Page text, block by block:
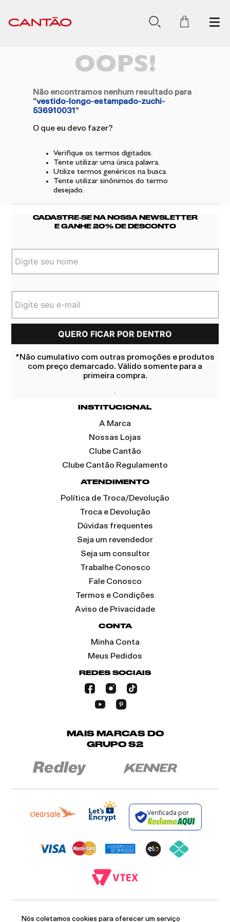
Nós coletamos cookies para oferecer um serviço
OOPS!
Não encontramos nenhum resultado para
"vestido-longo-estampado-zuchi-
536910031 "
O que eu devo fazer?
Verifique os termos digitados.
Tente utilizar uma única palavra.
Utilize termos genéricos na busca.
Tente utilizar sinônimos do termo
desejado.
CADASTRE-SE NA NOSSA NEWSLETTER
E GANHE 20% DE DESCONTO
*Não cumulativo com outras promoções e produtos
com preço demarcado. Válido somente para a
primeira compra.
INSTITUCIONAL
A Marca
Nossas Lojas
Clube Cantão
Clube Cantão Regulamento
ATENDIMENTO
Política de Troca/Devolução
Troca e Devolução
Dúvidas frequentes
Seja um revendedor
Seja um consultor
Trabalhe Conosco
Fale Conosco
Termos e Condições
Aviso de Privacidade
CONTA
Minha Conta
Meus Pedidos
REDES SOCIAIS
MAIS MARCAS DO
GRUPO S2
Verificada por
12.093.445/0002-23